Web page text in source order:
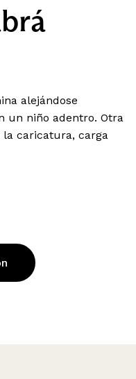
alejándose
un niño adentro. Otra
la caricatura, carga